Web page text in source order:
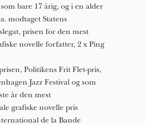
bare 17 årig, og i en alder
modtaget Statens
prisen for den mest
novelle forfatter, 2 x Ping
Politikens Frit Flet-pris,
Jazz Festival og som
år den mest
grafiske novelle pris
de la Bande